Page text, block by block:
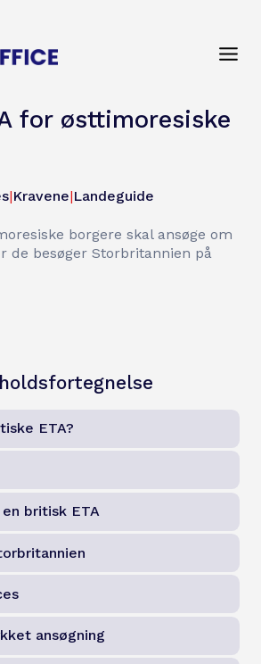
for østtimoresiske
|Kravene|Landeguide
borgere skal ansøge om
de besøger Storbritannien på
ETA?
britisk ETA
ansøgning